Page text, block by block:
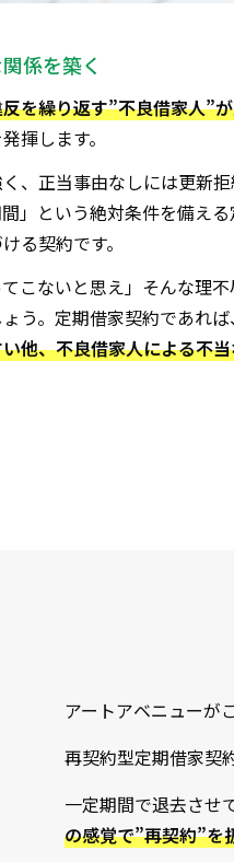
係を築く
を繰り返す”不良借家人”
揮します。
、正当事由なしには更新
」という絶対条件を備え
る契約です。
てこないと思え」そんな理
う。定期借家契約であれば、
他、不良借家人による不
アートアベニューが
再契約型定期借家契
一定期間で退去させ
の感覚で”再契約”を